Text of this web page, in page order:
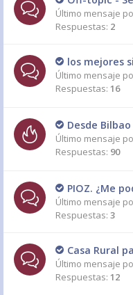
Último mensaje
Respuestas: 2
los mejores
Último mensaje
Respuestas: 16
Desde Bilbao
Último mensaje
Respuestas: 90
PIOZ. ¿Me
Último mensaje
Respuestas: 3
Casa Rural
Último mensaje
Respuestas: 12